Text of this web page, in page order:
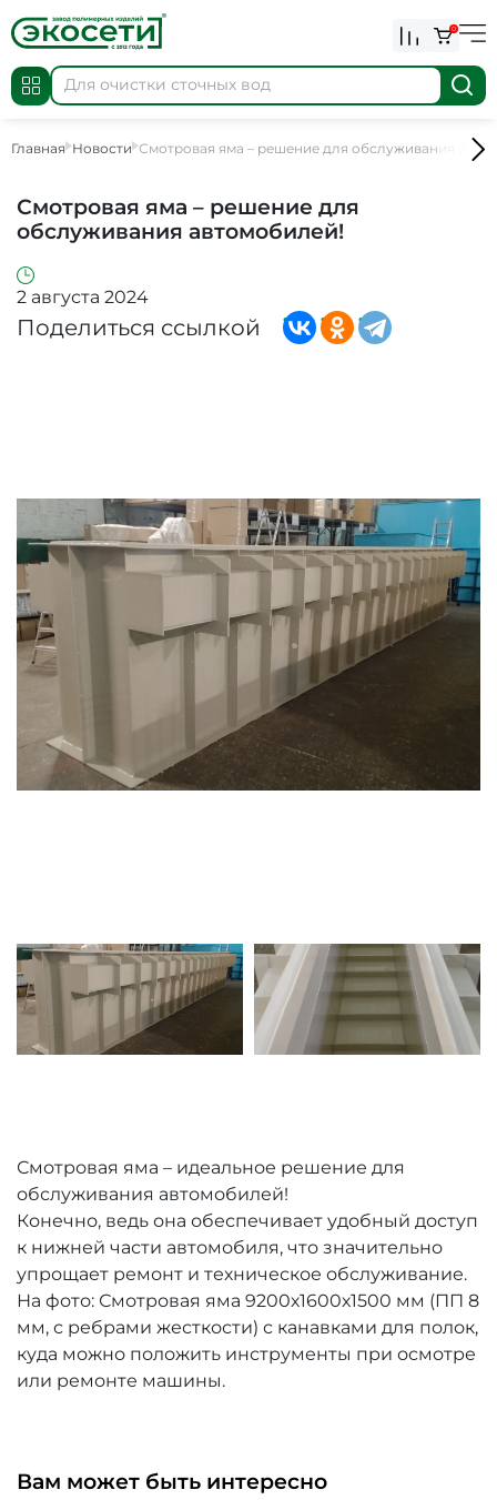
0
Главная Новости Смотровая яма – решение для обслуживания
Смотровая яма – решение для
обслуживания автомобилей!
2 августа 2024
Поделиться ссылкой
Смотровая яма – идеальное решение для
обслуживания автомобилей!
Конечно, ведь она обеспечивает удобный доступ
к нижней части автомобиля, что значительно
упрощает ремонт и техническое обслуживание.
На фото: Смотровая яма 9200х1600х1500 мм (ПП 8
мм, с ребрами жесткости) с канавками для полок,
куда можно положить инструменты при осмотре
или ремонте машины.
Вам может быть интересно